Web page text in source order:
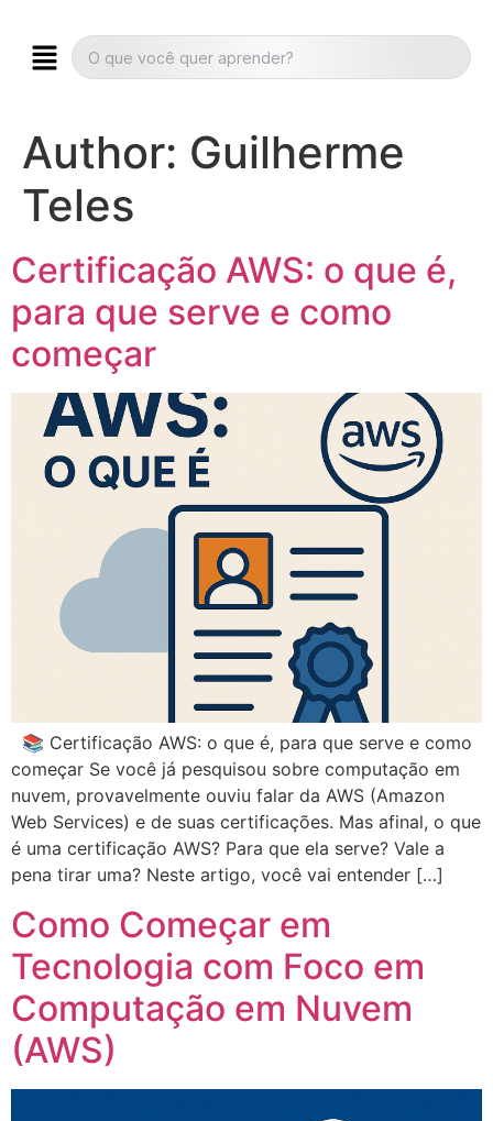
Author: Guilherme
Teles
Certificação AWS: o que é,
para que serve e como
começar
📚 Certificação AWS: o que é, para que serve e como
começar Se você já pesquisou sobre computação em
nuvem, provavelmente ouviu falar da AWS (Amazon
Web Services) e de suas certificações. Mas afinal, o que
é uma certificação AWS? Para que ela serve? Vale a
pena tirar uma? Neste artigo, você vai entender […]
Como Começar em
Tecnologia com Foco em
Computação em Nuvem
(AWS)